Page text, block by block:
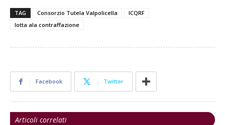
TAG Consorzio Tutela Valpolicella
ICQRF
lotta ala contraffazione
Facebook Twitter
Articoli correlati